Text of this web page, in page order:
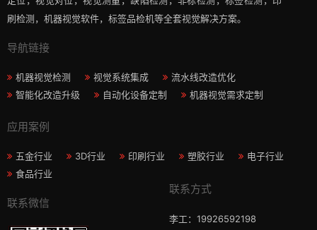
刷检测，机器视觉软件，标签品检机等​全套视觉解决方案​。
导航链接
机器视觉检测 视觉系统集成
流水线改造优化
智能化改造升级
自动化设备定制 机器视觉需求定制
应用案例
五金行业 3D行业 印刷行业 塑胶行业
电子行业
食品行业
联系微信
联系方式
李工：19926592198